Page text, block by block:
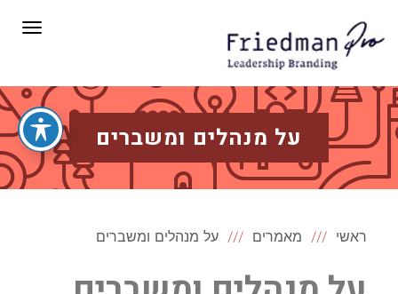
על מנהלים ומשברים
ראשי מאמרים על מנהלים ומשברים